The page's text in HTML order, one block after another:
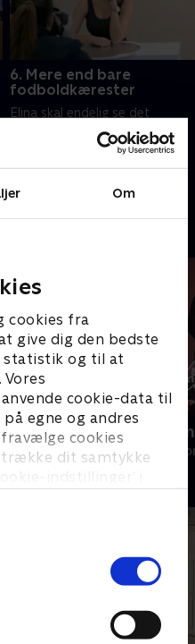
Om
cookies fra
give dig den bedste
statistik og til at
cookie-data til
egne og andres
cookies
trække dit samtykke
indstillinger’ i
6. Mere end bare
fodboldkærester
Elina skal endelig se det
færdige resultat af sin limited
edition lædervest hos
være HELT perfekt.
1. juli 2019 • 25 min
Reality • 8